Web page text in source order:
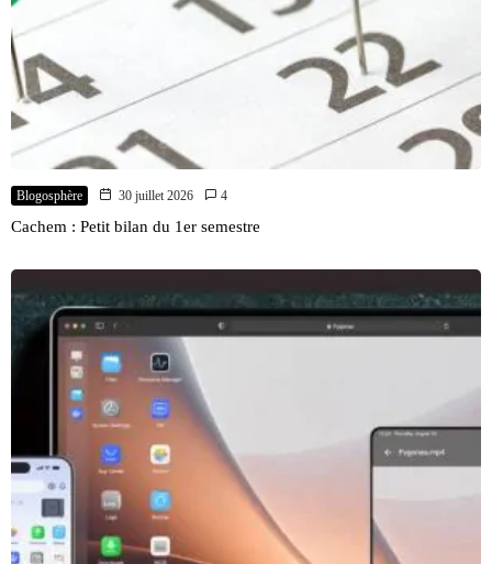
Blogosphère 30 juillet 2026 4
Cachem : Petit bilan du 1er semestre